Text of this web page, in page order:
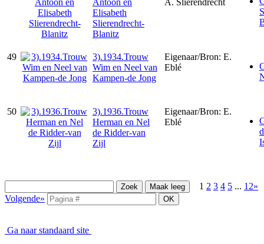
Antoon en
Elisabeth
Slierendrecht-
Blanitz
A. Slierendrecht
49
3).1934.Trouw
Wim en Neel van
Kampen-de Jong
Eigenaar/Bron: E.
Eblé
50
3).1936.Trouw
Herman en Nel
de Ridder-van
Zijl
Eigenaar/Bron: E.
Eblé
1 2 3 4 5 ... 12»
Volgende»
Ga naar standaard site